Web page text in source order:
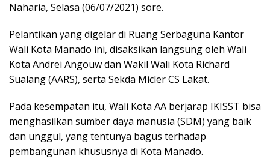
Naharia, Selasa (06/07/2021) sore.
Pelantikan yang digelar di Ruang Serbaguna Kantor
Wali Kota Manado ini, disaksikan langsung oleh Wali
Kota Andrei Angouw dan Wakil Wali Kota Richard
Sualang (AARS), serta Sekda Micler CS Lakat.
Pada kesempatan itu, Wali Kota AA berjarap IKISST bisa
menghasilkan sumber daya manusia (SDM) yang baik
dan unggul, yang tentunya bagus terhadap
pembangunan khususnya di Kota Manado.